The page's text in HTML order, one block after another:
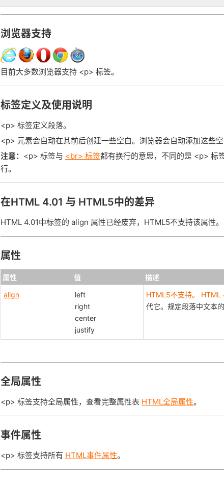
浏览器支持
目前大多数浏览器支持 <p> 标签。
标签定义及使用说明
<p> 标签定义段落。
<p> 元素会自动在其前后创建一些空白。浏览器会自动添加这些
注意： <p> 标签与 <br> 标签都有换行的意思，不同的是 <p> 标
行。
在HTML 4.01 与 HTML5中的差异
HTML 4.01中标签的 align 属性已经废弃，HTML5不支持该属性。
属性
属性 值
描述
align
left
right
center
justify
HTML5不支持。 HTML
代它。规定段落中文本的
全局属性
<p> 标签支持全局属性，查看完整属性表 HTML全局属性。
事件属性
<p> 标签支持所有 HTML事件属性。